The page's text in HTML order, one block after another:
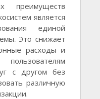
преимуществ
является
единой
Это снижает
расходы и
с другом без
различную